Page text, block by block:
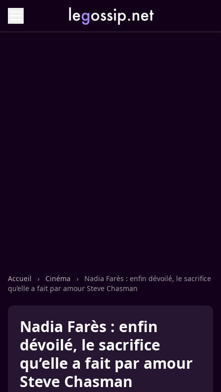
Accueil › Cinéma ›
Nadia Farès : enfin dévoilé, le sacrifice
qu’elle a fait par amour Steve Chasman
Nadia Farès : enfin
dévoilé, le sacrifice
qu’elle a fait par amour
Steve Chasman